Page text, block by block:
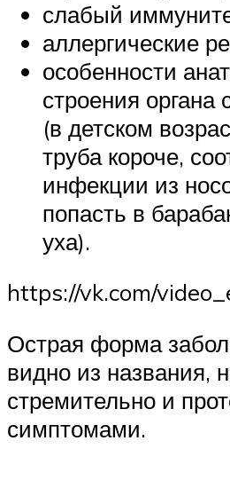
слабый
аллергические
особенности
строения органа
(в детском
труба короче,
инфекции из
попасть в
уха).
https://vk.com/
Острая форма
видно из названия,
стремительно и
симптомами.